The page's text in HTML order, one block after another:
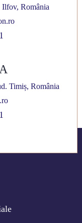
România
Timiș, România